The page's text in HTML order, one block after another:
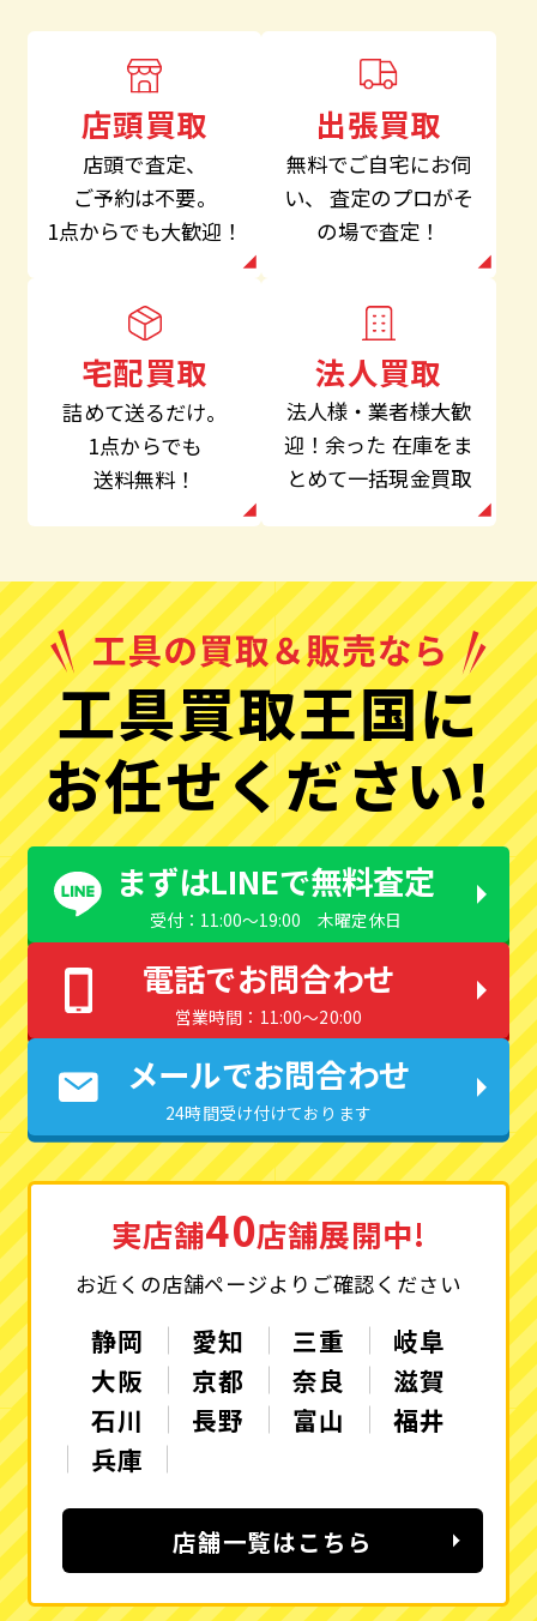
店頭買取
店頭で査定、
ご予約は不要。
1点からでも大歓迎！
出張買取
無料でご自宅にお伺
い、
査定のプロがそ
の場で査定！
宅配買取
詰めて送るだけ。
1点からでも
送料無料！
法人買取
法人様・業者様大歓
迎！余った 在庫をま
とめて一括現金買取
工具買取王国に
お任せください!
まずはLINEで無料査定
受付：11:00〜19:00 木曜定休日
電話でお問合わせ
営業時間：11:00〜20:00
メールでお問合わせ
24時間受け付けております
実店舗40店舗展開中!
お近くの店舗ページよりご確認ください
静岡 愛知 三重
岐阜
大阪
京都 奈良
滋賀
石川
長野 富山
福井
兵庫
店舗一覧はこちら